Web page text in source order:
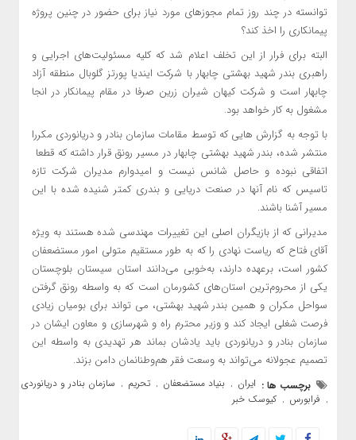
توانسته در چند روز تمام مجوزهای مورد نیاز برای حضور در چنین پروژه
پیمانکاری را اخذ کند؟
البته برای فرار از این تخلف اعلام شد که کلیه مسئولیت‌های اجرایی و
راهبری بندر شهید بهشتی چابهار با شرکت ایندیا پورتز گلوبال منطقه آزاد
چابهار است و شرکت کیهان شیران زرین صرفا در مقام‌ پیمانکار در انجا
مشغول به کار خواهد بود.
با توجه به گزارش هایی که توسط مقامات سازمان بنادر و دریانوردی مکررا
منتشر شده، بندر شهید بهشتی چابهار در مسیر رونق قرار داشته که قطعا
اتفاقی نبوده و حاصل شانس نیست و امیدوارم مدیران شرکت تازه
تاسیس که نام آنها در صنعت دریایی و بندری کمتر شنیده شده با این
مسیر آشنا باشند.
مدیرانی که از بازیگران اصلی این تغییرات مهندسی شده هستند به ویژه
آقای فتاح که ریاست نهادی را که به طور مستقیم متولی امور مستضعفان
کشور است، برعهده دارند، به‌خوبی می‌دانند استان سیستان بلوچستان
یکی از محروم‌ترین استان‌های کشورمان است که به واسطه رونق گرفتن
سواحل مکران و همین بندر شهید بهشتی، می تواند برای بومیان زیادی
فرصت شغلی ایجاد کند و وزیر محترم راه و شهرسازی و معاون ایشان در
سازمان بنادر و دریانوردی باید یادشان بماند هر تهدیدی به واسطه این
تصمیم عجولانه می‌تواند به وسعت فقر هم‌وطنانمان دامن بزند.
برچسب ها : ایران , بنیاد مستضعفان , تحریم , سازمان بنادر و دریانوردی
, فرابورس , کیوسک خبر